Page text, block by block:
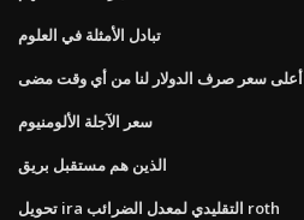
تبادل الأمثلة في العلوم
أعلى سعر صرف الدولار لنا من أي وقت مضى
سعر الآجلة الألومنيوم
الذين هم مستقبل بريق
تحويل ira التقليدي لمعدل الضرائب roth